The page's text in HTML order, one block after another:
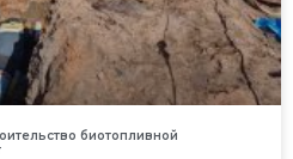
биотопливной